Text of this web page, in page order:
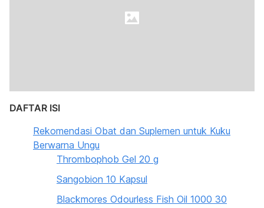
DAFTAR ISI
Rekomendasi Obat dan Suplemen untuk Kuku
Berwarna Ungu
Thrombophob Gel 20 g
Sangobion 10 Kapsul
Blackmores Odourless Fish Oil 1000 30